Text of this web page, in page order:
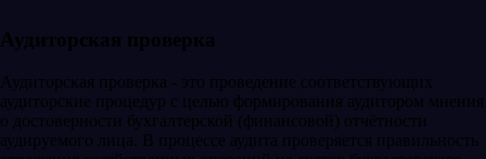
Аудиторская проверка
Аудиторская проверка - это проведение соответствующих
аудиторские процедур с целью формирования аудитором мнения
о достоверности бухгалтерской (финансовой) отчётности
аудируемого лица. В процессе аудита проверяется правильность